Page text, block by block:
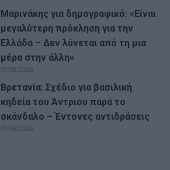
Μαρινάκης για δημογραφικό: «Είναι
μεγαλύτερη πρόκληση για την
Ελλάδα – Δεν λύνεται από τη μια
μέρα στην άλλη»
09/08/2026
Βρετανία: Σχέδιο για βασιλική
κηδεία του Άντριου παρά το
σκάνδαλο – Έντονες αντιδράσεις
09/08/2026